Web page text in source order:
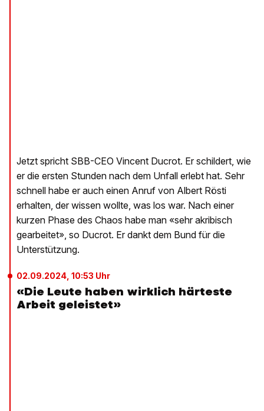
Jetzt spricht SBB-CEO Vincent Ducrot. Er schildert, wie
er die ersten Stunden nach dem Unfall erlebt hat. Sehr
schnell habe er auch einen Anruf von Albert Rösti
erhalten, der wissen wollte, was los war. Nach einer
kurzen Phase des Chaos habe man «sehr akribisch
gearbeitet», so Ducrot. Er dankt dem Bund für die
Unterstützung.
02.09.2024, 10:53 Uhr
«Die Leute haben wirklich härteste
Arbeit geleistet»